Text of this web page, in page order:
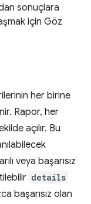
sonuçlara
için Göz
her birine
Rapor, her
açılır. Bu
veya başarısız
details
başarısız olan